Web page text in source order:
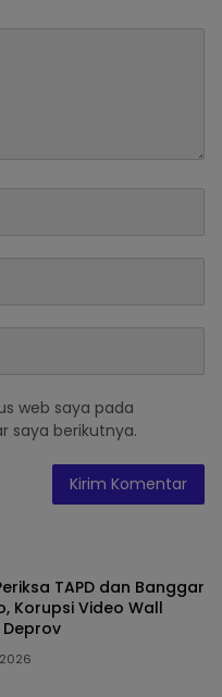
web saya pada
saya berikutnya.
TAPD dan Banggar
Korupsi Video Wall